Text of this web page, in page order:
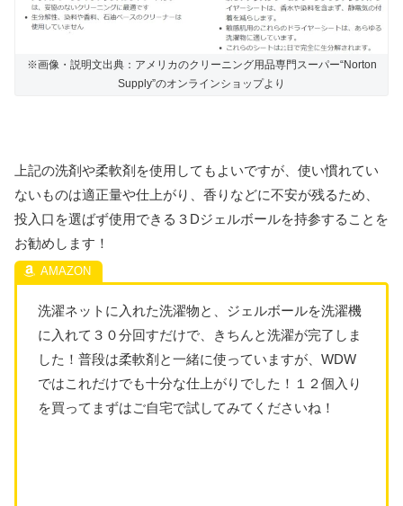
※画像・説明文出典：アメリカのクリーニング用品専門スーパー“Norton
Supply”のオンラインショップより
上記の洗剤や柔軟剤を使用してもよいですが、使い慣れてい
ないものは適正量や仕上がり、香りなどに不安が残るため、
投入口を選ばず使用できる３Dジェルボールを持参することを
お勧めします！
洗濯ネットに入れた洗濯物と、ジェルボールを洗濯機
に入れて３０分回すだけで、きちんと洗濯が完了しま
した！普段は柔軟剤と一緒に使っていますが、WDW
ではこれだけでも十分な仕上がりでした！１２個入り
を買ってまずはご自宅で試してみてくださいね！